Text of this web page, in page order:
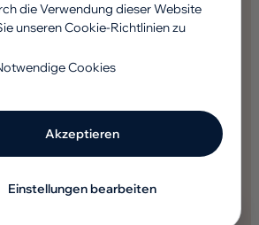
Gladbeck
die Verwendung dieser Website
unseren Cookie-Richtlinien zu
Cookies
Akzeptieren
Einstellungen bearbeiten